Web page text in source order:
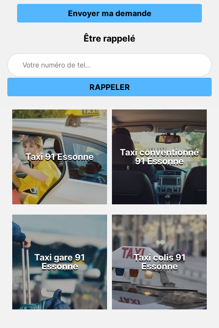
Être rappelé
Taxi 91 Essonne
Taxi conventionné
91 Essonne
Taxi gare 91
Essonne
Taxi colis 91
Essonne